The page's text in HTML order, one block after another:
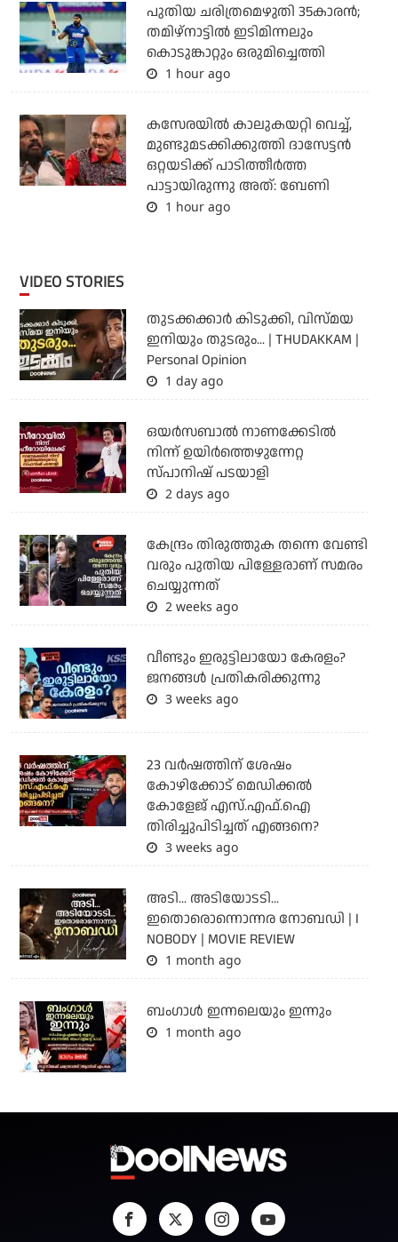
പുതിയ ചരിത്രമെഴുതി 35കാരന്‍;
തമിഴ്‌നാട്ടില്‍ ഇടിമിന്നലും
കൊടുങ്കാറ്റും ഒരുമിച്ചെത്തി
1 hour ago
കസേരയിൽ കാലുകയറ്റി വെച്ച്,
മുണ്ടുമടക്കിക്കുത്തി ദാസേട്ടൻ
ഒറ്റയടിക്ക് പാടിത്തീർത്ത
പാട്ടായിരുന്നു അത്: ബേണി
1 hour ago
VIDEO STORIES
തുടക്കക്കാര്‍ കിടുക്കി, വിസ്മയ
ഇനിയും തുടരും... | THUDAKKAM |
Personal Opinion
1 day ago
ഒയര്‍സബാൽ നാണക്കേടിൽ
നിന്ന് ഉയിർത്തെഴുന്നേറ്റ
സ്പാനിഷ് പടയാളി
2 days ago
കേന്ദ്രം തിരുത്തുക തന്നെ വേണ്ടി
വരും പുതിയ പിള്ളേരാണ് സമരം
ചെയ്യുന്നത്
2 weeks ago
വീണ്ടും ഇരുട്ടിലായോ കേരളം?
ജനങ്ങൾ പ്രതികരിക്കുന്നു
3 weeks ago
23 വർഷത്തിന് ശേഷം
കോഴിക്കോട് മെഡിക്കൽ
കോളേജ് എസ്.എഫ്.ഐ
തിരിച്ചുപിടിച്ചത് എങ്ങനെ?
3 weeks ago
അടി... അടിയോടടി...
ഇതൊരൊന്നൊന്നര നോബഡി | I
NOBODY | MOVIE REVIEW
1 month ago
ബംഗാള്‍ ഇന്നലെയും ഇന്നും
1 month ago